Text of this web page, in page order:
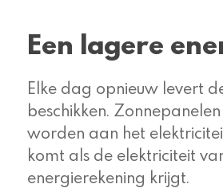
Een lagere
Elke dag opnieuw levert
beschikken.
worden aan het
komt als de elektriciteit
energierekening krijgt.